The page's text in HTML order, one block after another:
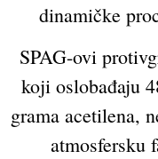
dinamičke
SPAG-ovi
koji oslobađaju
grama acetilena,
atmosfersku